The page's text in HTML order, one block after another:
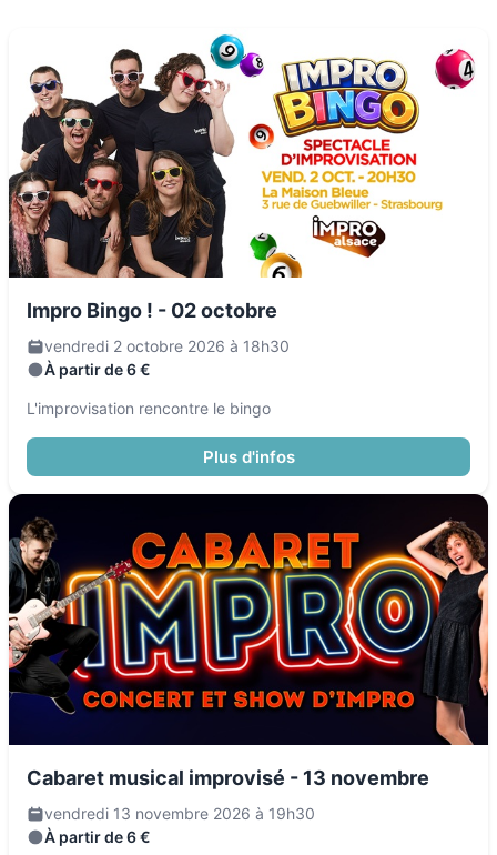
Impro Bingo ! - 02 octobre
vendredi 2 octobre 2026 à 18h30
À partir de 6 €
L'improvisation rencontre le bingo
Plus d'infos
Cabaret musical improvisé - 13 novembre
vendredi 13 novembre 2026 à 19h30
À partir de 6 €